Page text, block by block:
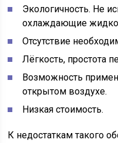
Экологичность. Не
охлаждающие
Отсутствие
Лёгкость, простота
Возможность
открытом воздухе.
Низкая стоимость.
К недостаткам такого